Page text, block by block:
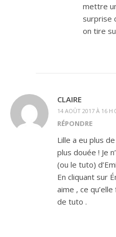
mettre
surprise
on tire
CLAIRE
14 AOÛT 2017 À 16 H
RÉPONDRE
Lille a eu plus
plus douée ! Je
(ou le tuto)
En cliquant sur
aime , ce
de tuto .